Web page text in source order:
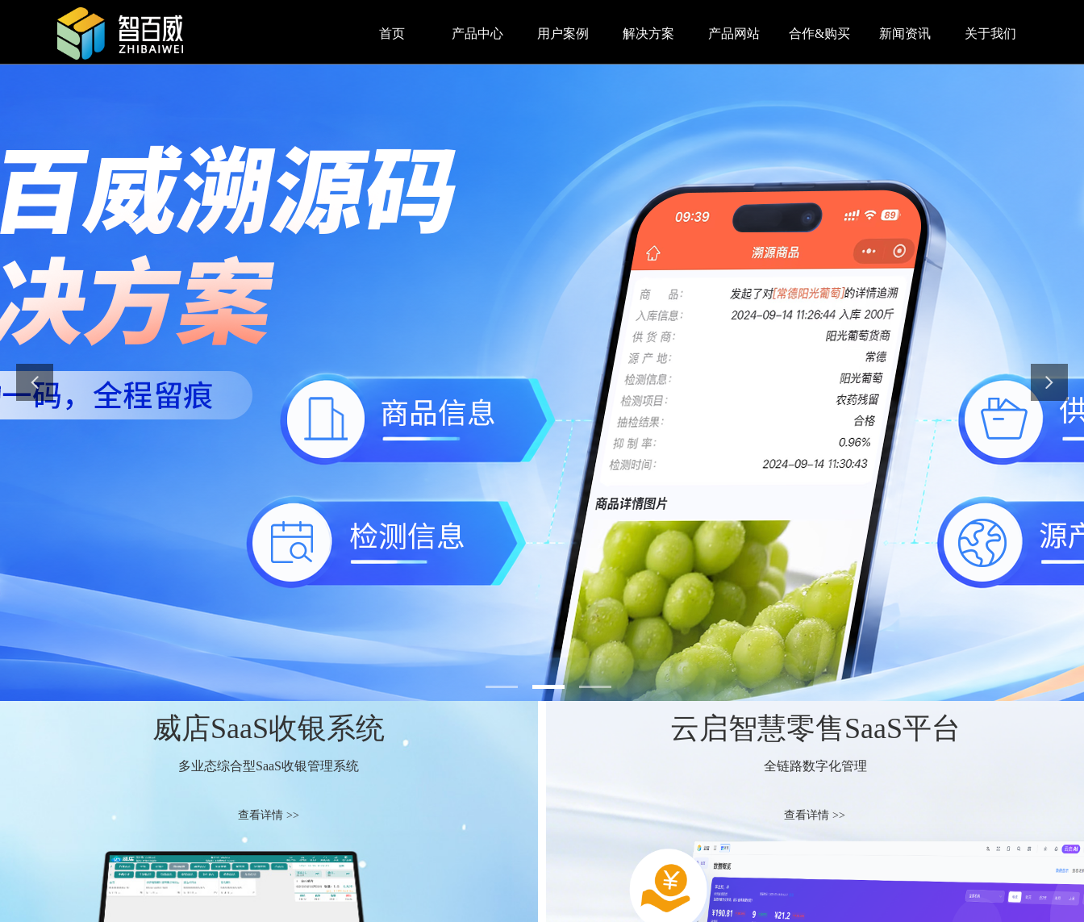
首页 产品中心 用户案例 解决方案 产品网站 合作&购买 新闻资讯 关于我们
威店SaaS收银系统
多业态综合型SaaS收银管理系统
查看详情 >>
云启智慧零售SaaS平台
全链路数字化管理
查看详情 >>